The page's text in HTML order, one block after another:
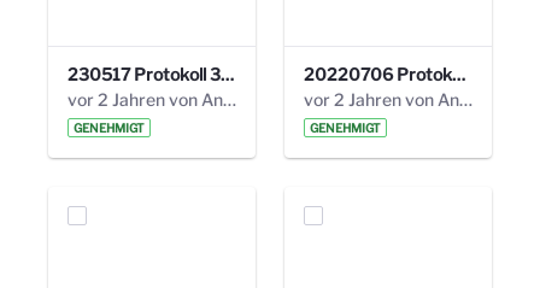
230517 Protokoll 35. Steuerungskreis.pdf
vor 2 Jahren von Anni Schlumberger
GENEHMIGT
20220706 Protokoll 33. Steuerungskreis.pdf
vor 2 Jahren von Anni Schlumberger
GENEHMIGT